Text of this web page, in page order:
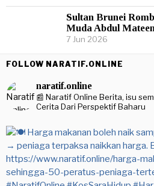
Sultan Brunei
Muda Abdul
7 Jun 2026
FOLLOW NARATIF.ONLINE
naratif.online
📰 Naratif Online Berita, isu
Cerita Dari Perspektif Baharu